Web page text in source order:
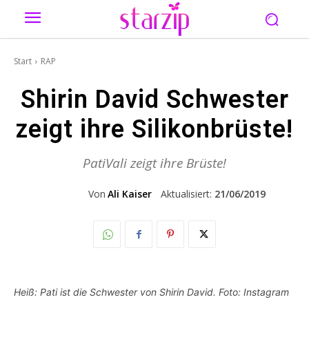
Start RAP
Shirin David Schwester
zeigt ihre Silikonbrüste!
PatiVali zeigt ihre Brüste!
Von Ali Kaiser Aktualisiert: 21/06/2019
Heiß: Pati ist die Schwester von Shirin David. Foto: Instagram